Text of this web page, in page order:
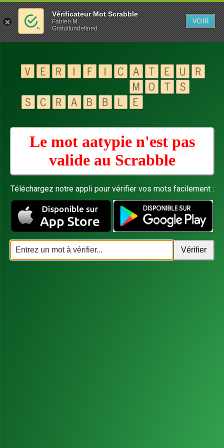
Le mot aatypie n'est pas
valide au Scrabble
Téléchargez notre appli pour vérifier vos mots facilement :
Vérificateur Mot Scrabble
Fabien M
Gratuitundefined
VOIR